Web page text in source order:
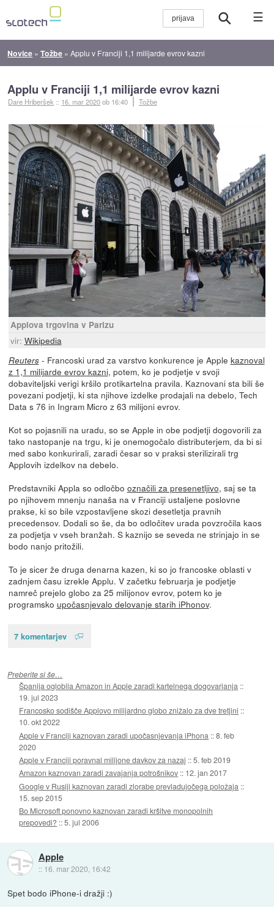
☰
Novice »Tožbe »Applu v Franciji 1,1 milijarde evrov kazni
Applu v Franciji 1,1 milijarde evrov kazni
Dare Hriberšek :: 16. mar 2020ob 16:40 Tožbe
Applova trgovina v Parizu
vir: Wikipedia
Reuters- Francoski urad za varstvo konkurence je Apple kaznoval
z 1,1 milijarde evrov kazni, potem, ko je podjetje v svoji
dobaviteljski verigi kršilo protikartelna pravila. Kaznovani sta bili še
povezani podjetji, ki sta njihove izdelke prodajali na debelo, Tech
Data s 76 in Ingram Micro z 63 milijoni evrov.
Kot so pojasnili na uradu, so se Apple in obe podjetji dogovorili za
tako nastopanje na trgu, ki je onemogočalo distributerjem, da bi si
med sabo konkurirali, zaradi česar so v praksi sterilizirali trg
Applovih izdelkov na debelo.
Predstavniki Appla so odločbo označili za presenetljivo, saj se ta
po njihovem mnenju nanaša na v Franciji ustaljene poslovne
prakse, ki so bile vzpostavljene skozi desetletja pravnih
precedensov. Dodali so še, da bo odločitev urada povzročila kaos
za podjetja v vseh branžah. S kaznijo se seveda ne strinjajo in se
bodo nanjo pritožili.
To je sicer že druga denarna kazen, ki so jo francoske oblasti v
zadnjem času izrekle Applu. V začetku februarja je podjetje
namreč prejelo globo za 25 milijonov evrov, potem ko je
programsko upočasnjevalo delovanje starih iPhonov.
7 komentarjev
Preberite si še…
Španija oglobila Amazon in Apple zaradi kartelnega dogovarjanja ::
19. jul 2023
Francosko sodišče Applovo milijardno globo znižalo za dve tretjini ::
10. okt 2022
Apple v Franciji kaznovan zaradi upočasnjevanja iPhona ::8. feb
2020
Apple v Franciji poravnal milijone davkov za nazaj ::5. feb 2019
Amazon kaznovan zaradi zavajanja potrošnikov :: 12. jan 2017
Google v Rusiji kaznovan zaradi zlorabe prevladujočega položaja ::
15. sep 2015
Bo Microsoft ponovno kaznovan zaradi kršitve monopolnih
prepovedi? ::5. jul 2006
Apple
:: 16. mar 2020, 16:42
Spet bodo iPhone-i dražji :)